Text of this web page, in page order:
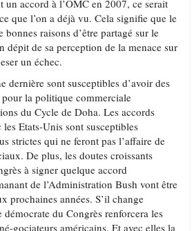
un accord à l’OMC en 2007, ce serait
que l’on a déjà vu. Cela signifie que le
bonnes raisons d’être partagé sur le
dépit de sa perception de la menace sur
un échec.
dernière sont susceptibles d’avoir des
la politique commerciale
du Cycle de Doha. Les accords
Etats-Unis sont susceptibles
strictes qui ne feront pas l’affaire de
De plus, les doutes croissants
à signer quelque accord
de l’Administration Bush vont être
prochaines années. S’il change
du Congrès renforcera les
gociateurs américains. Et avec elles la